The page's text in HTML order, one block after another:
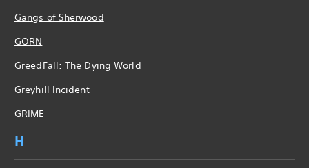
Gangs of Sherwood
GORN
GreedFall: The Dying World
Greyhill Incident
GRIME
H